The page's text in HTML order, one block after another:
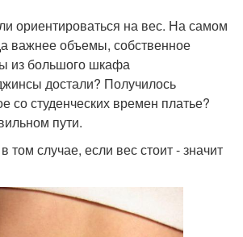
ориентироваться на вес. На самом
важнее объемы, собственное
из большого шкафа
достали? Получилось
со студенческих времен платье?
пути.
том случае, если вес стоит - значит